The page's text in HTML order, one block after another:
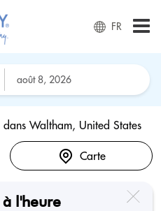
FR
Waltham, United States
Carte
à l'heure